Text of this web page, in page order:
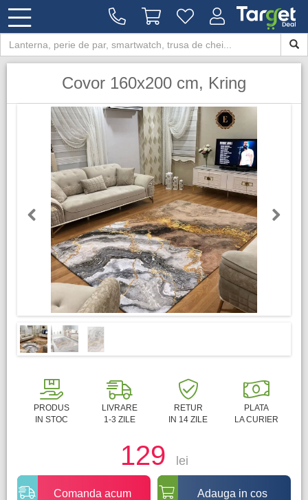
Covor 160x200 cm, Kring
Previous
PRODUS
IN STOC
LIVRARE
1-3 ZILE
RETUR
IN 14 ZILE
PLATA
LA CURIER
129 lei
Comanda acum Adauga in cos